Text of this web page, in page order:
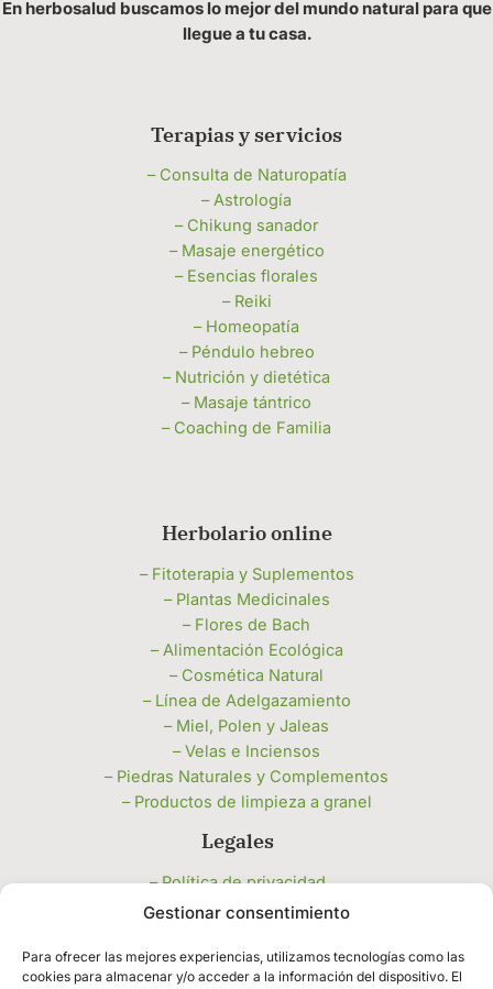
Gestionar consentimiento
Para ofrecer las mejores experiencias, utilizamos tecnologías como las
cookies para almacenar y/o acceder a la información del dispositivo. El
En herbosalud buscamos lo mejor del mundo natural para que
llegue a tu casa.
Terapias y servicios
– Consulta de Naturopatía
– Astrología
– Chikung sanador
– Masaje energético
– Esencias florales
– Reiki
– Homeopatía
– Péndulo hebreo
– Nutrición y dietética
– Masaje tántrico
– Coaching de Familia
Herbolario online
– Fitoterapia y Suplementos
– Plantas Medicinales
– Flores de Bach
– Alimentación Ecológica
– Cosmética Natural
– Línea de Adelgazamiento
– Miel, Polen y Jaleas
– Velas e Inciensos
– Piedras Naturales y Complementos
– Productos de limpieza a granel
Legales
– Política de privacidad
– Política de cookies